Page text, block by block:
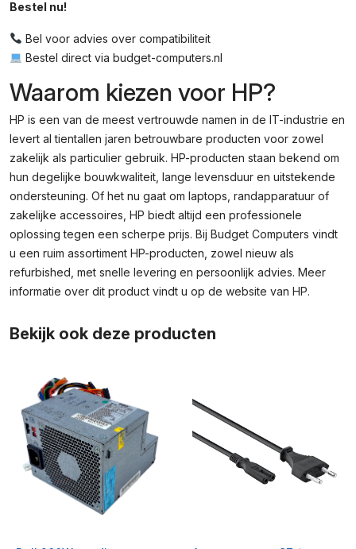
Bestel nu!
Bel voor advies over compatibiliteit
Bestel direct via budget-computers.nl
Waarom kiezen voor HP?
HP is een van de meest vertrouwde namen in de IT-industrie en
levert al tientallen jaren betrouwbare producten voor zowel
zakelijk als particulier gebruik. HP-producten staan bekend om
hun degelijke bouwkwaliteit, lange levensduur en uitstekende
ondersteuning. Of het nu gaat om laptops, randapparatuur of
zakelijke accessoires, HP biedt altijd een professionele
oplossing tegen een scherpe prijs. Bij Budget Computers vindt
u een ruim assortiment HP-producten, zowel nieuw als
refurbished, met snelle levering en persoonlijk advies. Meer
informatie over dit product vindt u op de website van HP.
Bekijk ook deze producten